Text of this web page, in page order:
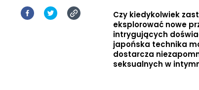
Czy kiedykolwiek
eksplorować nowe
intrygujących
japońska technika
dostarcza
seksualnych w